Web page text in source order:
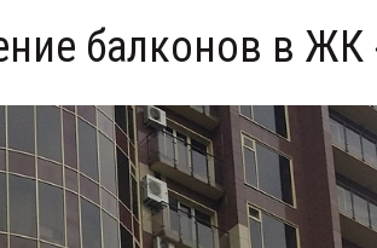
балконов в ЖК